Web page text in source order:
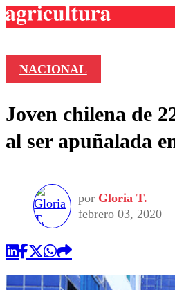
Frecuencias
Agricultura TV
Deportes
Motor
Otros Deportes
Universidad
Dato Practico
Política
Vida Social
Publicaciones en
Comercial
NACIONAL
Joven chilena de
al ser apuñalada
por Gloria T.
febrero 03, 2020